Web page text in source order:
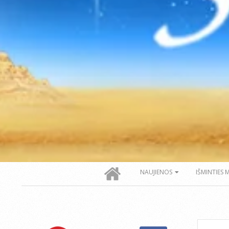
NAUJIENOS IŠMINTIES